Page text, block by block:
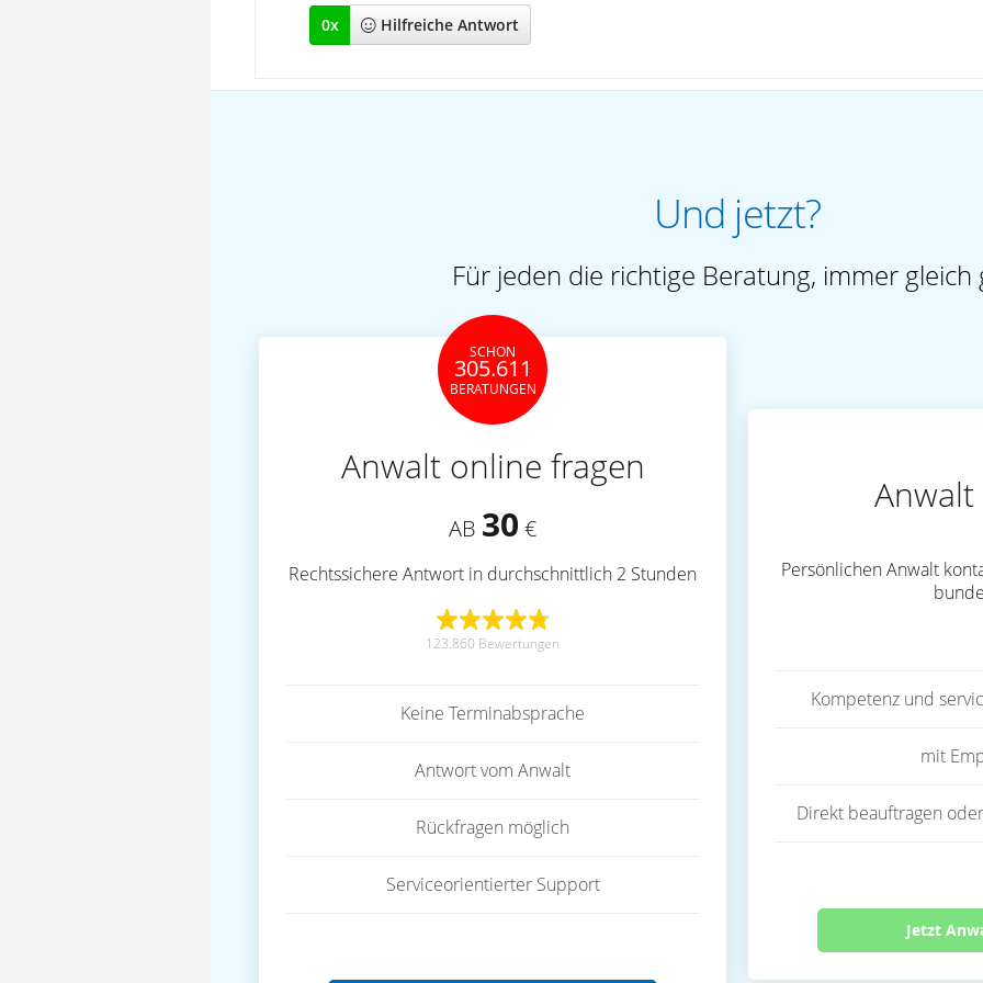
0x Hilfreiche Antwort
Und jetzt?
Für jeden die richtige Beratung, immer gleich
SCHON
305.611
BERATUNGEN
Anwalt online fragen
AB 30 €
Rechtssichere Antwort in durchschnittlich 2 Stunden
123.860 Bewertungen
Keine Terminabsprache
Antwort vom Anwalt
Rückfragen möglich
Serviceorientierter Support
Persönlichen Anwalt
Kompetenz und
mit
Direkt beauftragen
Jetzt